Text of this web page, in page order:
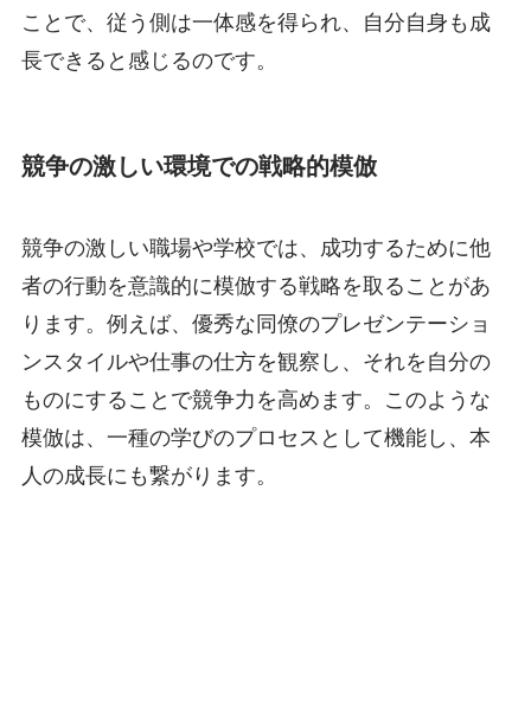
ことで、従う側は一体感を得られ、自分自身も成
長できると感じるのです。
競争の激しい環境での戦略的模倣
競争の激しい職場や学校では、成功するために他
者の行動を意識的に模倣する戦略を取ることがあ
ります。例えば、優秀な同僚のプレゼンテーショ
ンスタイルや仕事の仕方を観察し、それを自分の
ものにすることで競争力を高めます。このような
模倣は、一種の学びのプロセスとして機能し、本
人の成長にも繋がります。